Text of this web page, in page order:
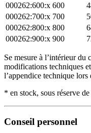
000262:600:x 600
000262:700:x 700
000262:800:x 800
000262:900:x 900
Se mesure à l’intérieur du
modifications techniques
l’appendice technique
* en stock, sous réserve
Conseil personnel